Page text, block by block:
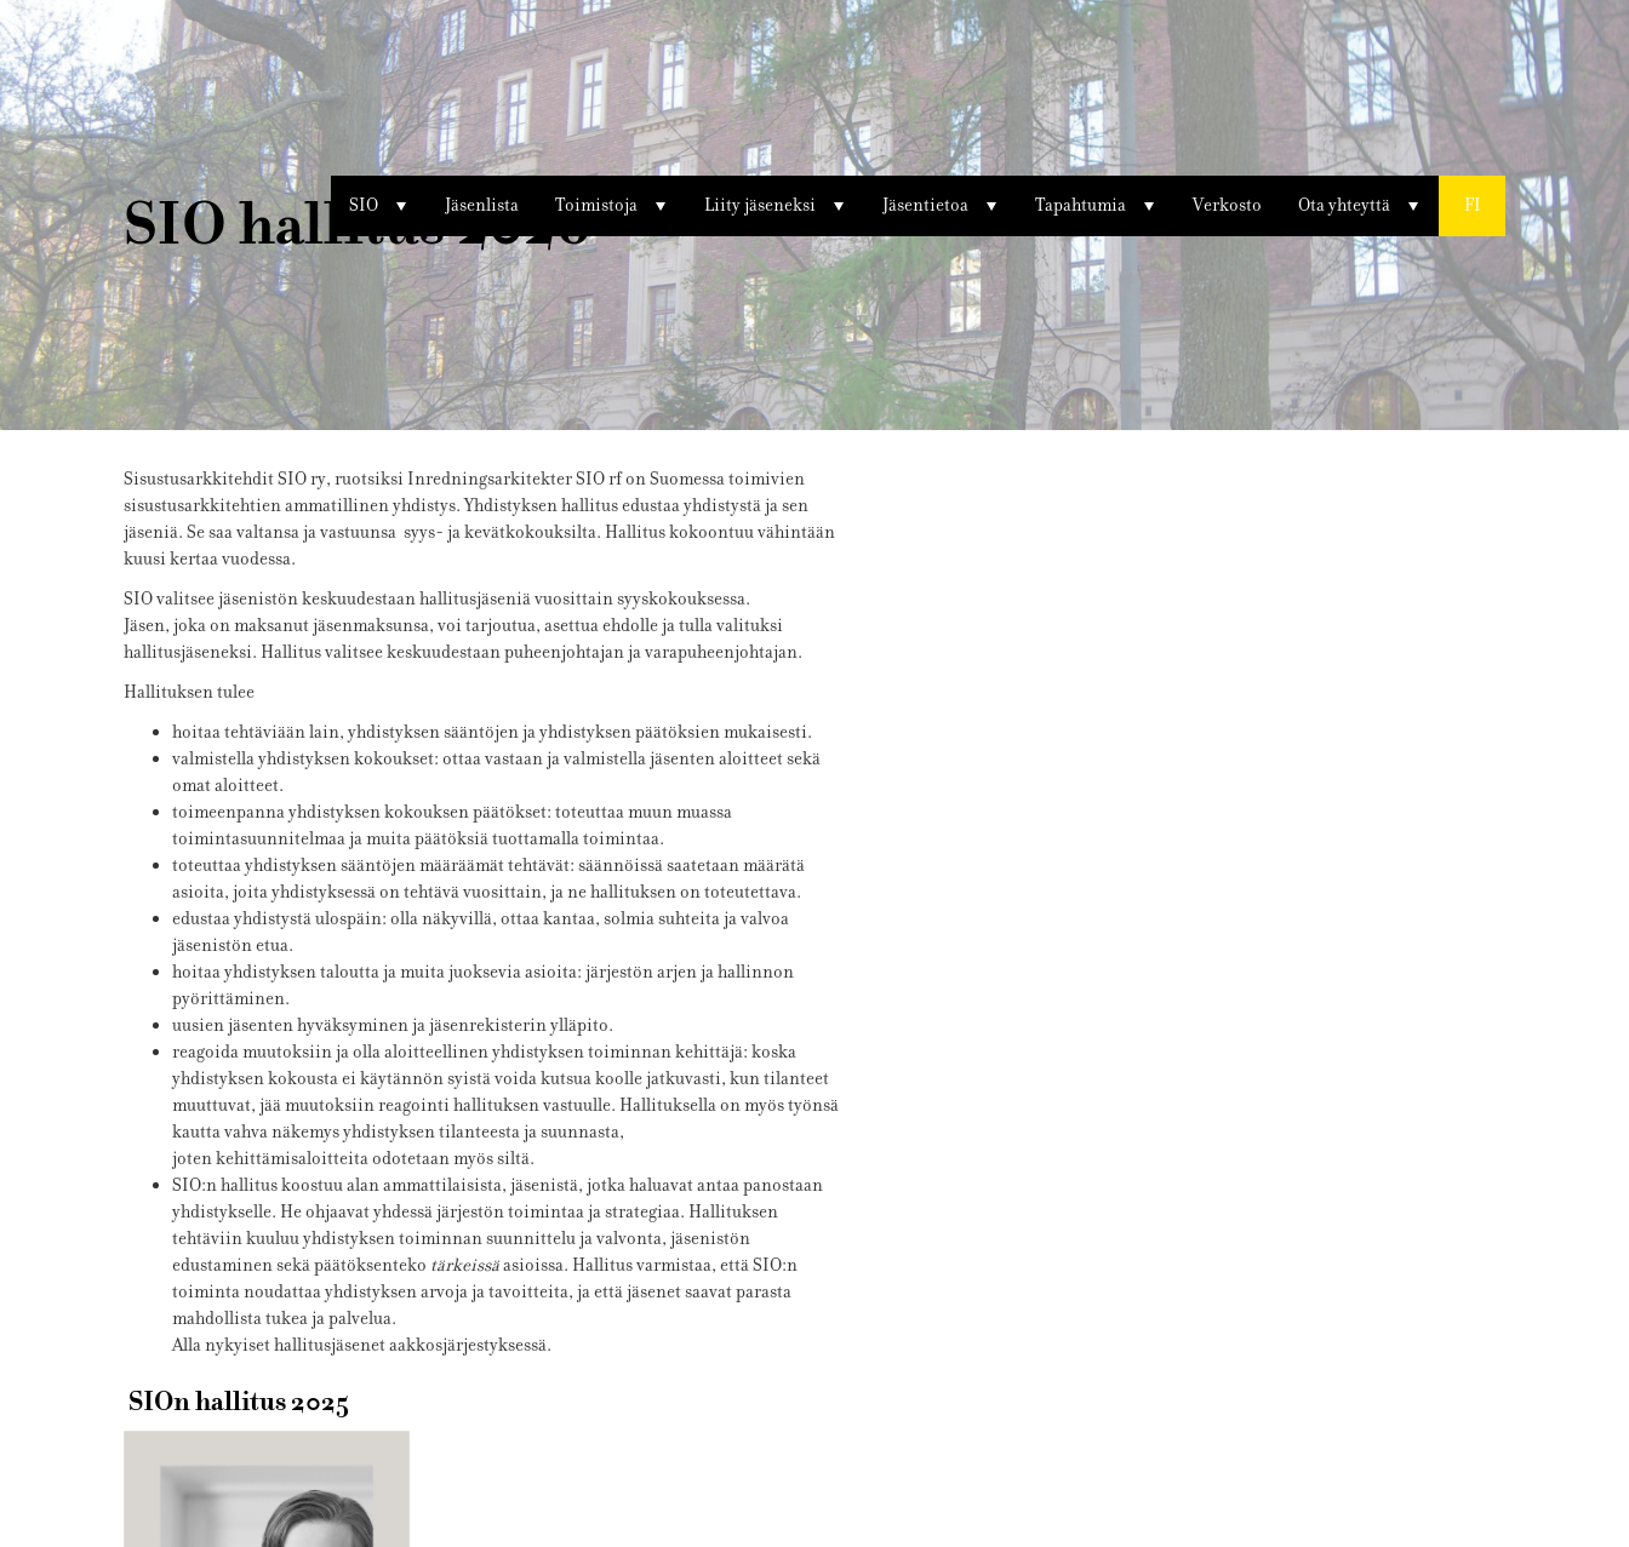
Sisustusarkkitehdit
SIO
SIO Jäsenlista Toimistoja Liity jäseneksi Jäsentietoa Tapahtumia Verkosto Ota yhteyttä FI
SIO hallitus 2026
Sisustusarkkitehdit SIO ry, ruotsiksi InredningsarkitekterSIOrfon Suomessa toimivien
sisustusarkkitehtien ammatillinenyhdistys. Yhdistyksen hallitus edustaa yhdistystä ja sen
jäseniä. Se saa valtansa ja vastuunsa syys- ja kevätkokouksilta. Hallitus kokoontuu vähintään
kuusi kertaa vuodessa.
SIO valitsee jäsenistön keskuudestaanhallitusjäseniä vuosittain syyskokouksessa.
Jäsen, joka on maksanut jäsenmaksunsa, voi tarjoutua, asettua ehdolle ja tulla valituksi
hallitusjäseneksi. Hallitus valitsee keskuudestaan puheenjohtajan ja varapuheenjohtajan.
Hallituksen tulee
hoitaa tehtäviään lain, yhdistyksen sääntöjen ja yhdistyksen päätöksien mukaisesti.
valmistella yhdistyksen kokoukset: ottaa vastaan ja valmistella jäsenten aloitteet sekä
omat aloitteet.
toimeenpanna yhdistyksen kokouksen päätökset: toteuttaa muun muassa
toimintasuunnitelmaa ja muita päätöksiä tuottamalla toimintaa.
toteuttaa yhdistyksen sääntöjen määräämät tehtävät: säännöissä saatetaan määrätä
asioita, joita yhdistyksessä on tehtävä vuosittain, ja ne hallituksen on toteutettava.
edustaa yhdistystä ulospäin: olla näkyvillä, ottaa kantaa, solmia suhteita ja valvoa
jäsenistön etua.
hoitaa yhdistyksen taloutta ja muita juoksevia asioita: järjestön arjen ja hallinnon
pyörittäminen.
uusien jäsenten hyväksyminen ja jäsenrekisterin ylläpito.
reagoida muutoksiin ja olla aloitteellinen yhdistyksen toiminnan kehittäjä: koska
yhdistyksen kokousta ei käytännön syistä voida kutsua koolle jatkuvasti, kun tilanteet
muuttuvat, jää muutoksiin reagointi hallituksen vastuulle. Hallituksella on myös työnsä
kautta vahva näkemys yhdistyksen tilanteesta ja suunnasta,
joten kehittämisaloitteita odotetaan myös siltä.
SIO:n hallitus koostuu alan ammattilaisista, jäsenistä, jotka haluavat antaa panostaan
yhdistykselle. He ohjaavat yhdessä järjestön toimintaa ja strategiaa. Hallituksen
tehtäviin kuuluu yhdistyksen toiminnan suunnittelu ja valvonta, jäsenistön
edustaminen sekä päätöksenteko tärkeissäasioissa. Hallitus varmistaa, että SIO:n
toiminta noudattaa yhdistyksen arvoja ja tavoitteita, ja että jäsenet saavat parasta
mahdollista tukea ja palvelua.
Alla nykyiset hallitusjäsenet aakkosjärjestyksessä.
SIOn hallitus 2025